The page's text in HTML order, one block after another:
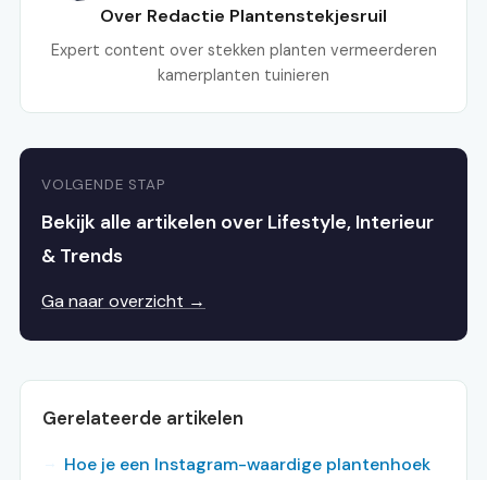
Over Redactie Plantenstekjesruil
Expert content over stekken planten vermeerderen
kamerplanten tuinieren
VOLGENDE STAP
Bekijk alle artikelen over Lifestyle, Interieur
& Trends
Ga naar overzicht →
Gerelateerde artikelen
Hoe je een Instagram-waardige plantenhoek